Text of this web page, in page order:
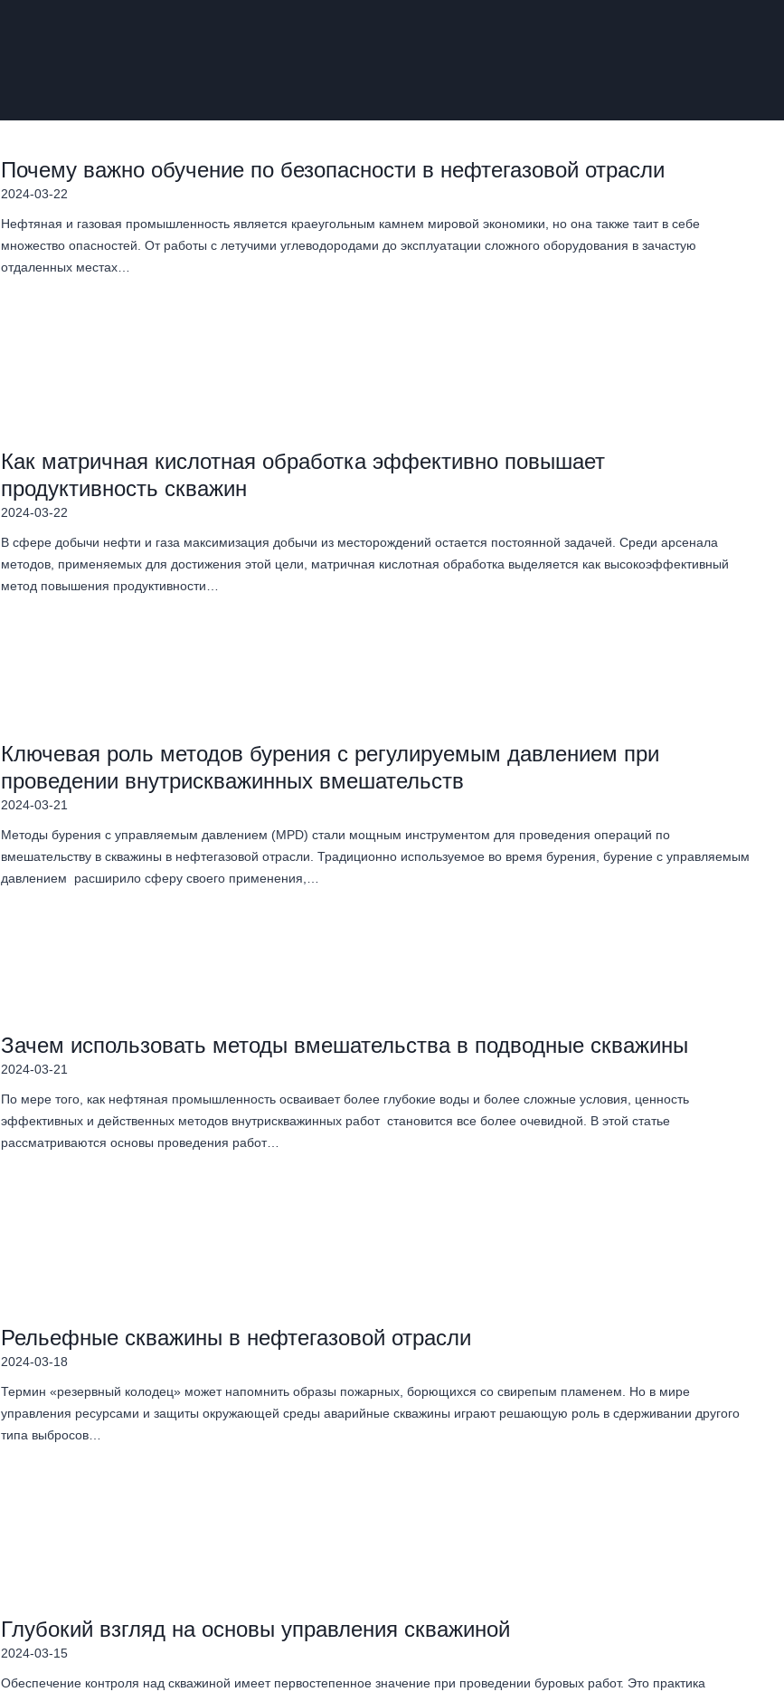
Почему важно обучение по безопасности в нефтегазовой отрасли
2024-03-22
Нефтяная и газовая промышленность является краеугольным камнем мировой экономики, но она также таит в себе
множество опасностей. От работы с летучими углеводородами до эксплуатации сложного оборудования в зачастую
отдаленных местах…
Как матричная кислотная обработка эффективно повышает
продуктивность скважин
2024-03-22
В сфере добычи нефти и газа максимизация добычи из месторождений остается постоянной задачей. Среди арсенала
методов, применяемых для достижения этой цели, матричная кислотная обработка выделяется как высокоэффективный
метод повышения продуктивности…
Ключевая роль методов бурения с регулируемым давлением при
проведении внутрискважинных вмешательств
2024-03-21
Методы бурения с управляемым давлением (MPD) стали мощным инструментом для проведения операций по
вмешательству в скважины в нефтегазовой отрасли. Традиционно используемое во время бурения, бурение с управляемым
давлением расширило сферу своего применения,…
Зачем использовать методы вмешательства в подводные скважины
2024-03-21
По мере того, как нефтяная промышленность осваивает более глубокие воды и более сложные условия, ценность
эффективных и действенных методов внутрискважинных работ становится все более очевидной. В этой статье
рассматриваются основы проведения работ…
Рельефные скважины в нефтегазовой отрасли
2024-03-18
Термин «резервный колодец» может напомнить образы пожарных, борющихся со свирепым пламенем. Но в мире
управления ресурсами и защиты окружающей среды аварийные скважины играют решающую роль в сдерживании другого
типа выбросов…
Глубокий взгляд на основы управления скважиной
2024-03-15
Обеспечение контроля над скважиной имеет первостепенное значение при проведении буровых работ. Это практика